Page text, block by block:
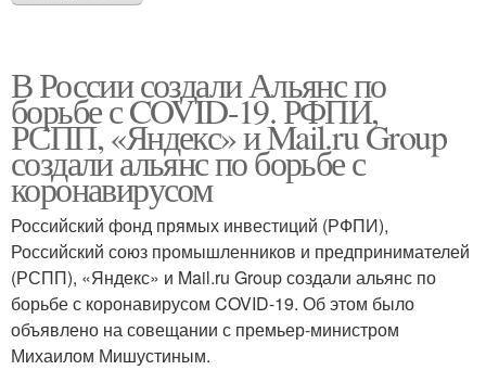
В России создали Альянс по
борьбе с COVID-19. РФПИ,
РСПП, «Яндекс» и Mail.ru Group
создали альянс по борьбе с
коронавирусом
Российский фонд прямых инвестиций (РФПИ),
Российский союз промышленников и предпринимателей
(РСПП), «Яндекс» и Mail.ru Group создали альянс по
борьбе с коронавирусом COVID-19. Об этом было
объявлено на совещании с премьер-министром
Михаилом Мишустиным.